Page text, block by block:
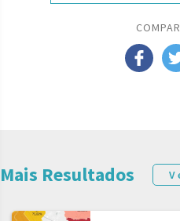
Mais Resultados